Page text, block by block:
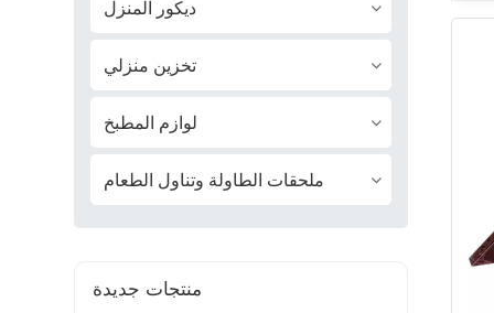
ديكور المنزل
تخزين منزلي
لوازم المطبخ
ملحقات الطاولة وتناول الطعام
منتجات جديدة